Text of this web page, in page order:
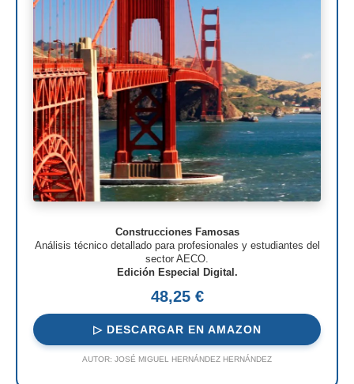
Construcciones Famosas
Análisis técnico detallado para profesionales y estudiantes del
sector AECO.
Edición Especial Digital.
48,25 €
▷ DESCARGAR EN AMAZON
AUTOR: JOSÉ MIGUEL HERNÁNDEZ HERNÁNDEZ